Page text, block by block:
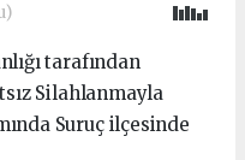
tarafından
Silahlanmayla
Suruç ilçesinde